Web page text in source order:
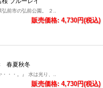
前市の弘前公園。 ２..
販売価格: 4,730円(税込)
春夏秋冬
・・・。』 水は光り、..
販売価格: 4,730円(税込)